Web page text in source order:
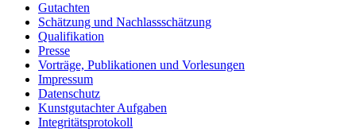
Gutachten
Schätzung und Nachlassschätzung
Qualifikation
Presse
Vorträge, Publikationen und Vorlesungen
Impressum
Datenschutz
Kunstgutachter Aufgaben
Integritätsprotokoll